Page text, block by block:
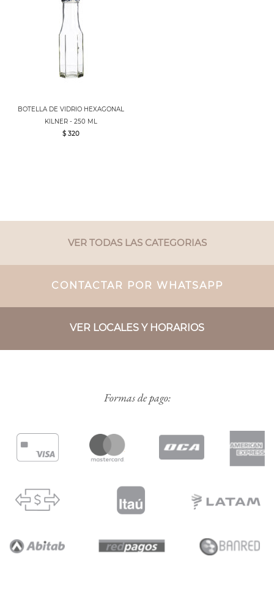
BOTELLA DE VIDRIO HEXAGONAL
KILNER - 250 ML
$ 320
VER TODAS LAS CATEGORIAS
CONTACTAR POR WHATSAPP
VER LOCALES Y HORARIOS
Formas de pago: